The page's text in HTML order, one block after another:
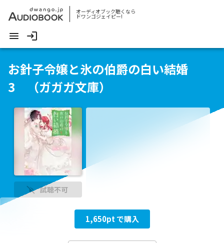
オーディオブック聴くなら
ドワンゴジェイピー!
お針子令嬢と氷の伯爵の白い結婚
3 （ガガガ文庫）
試聴不可
1,650pt で購入